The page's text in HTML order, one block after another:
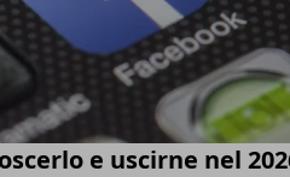
e uscirne nel